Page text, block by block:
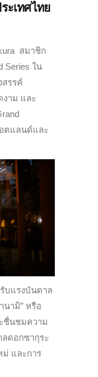
ะเทศไทย
สมาชิก
Series ใน
สรรค์
าม และ
ตแลนด์และ
รับแรงบันดาล
นามิ” หรือ
ชื่นชมความ
ลดอกซากุระ
ม่ และการ